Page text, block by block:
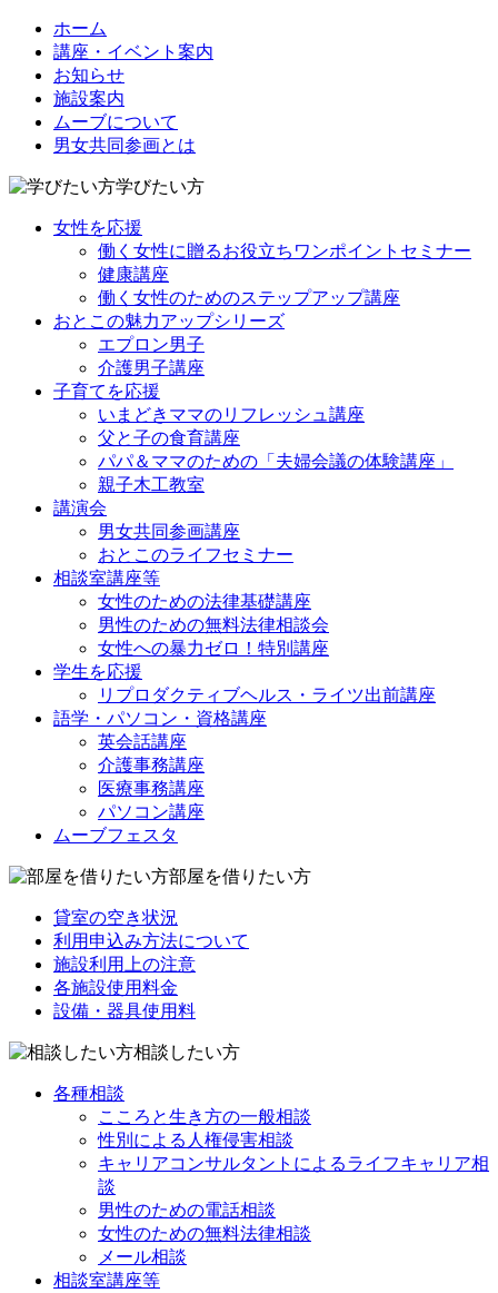
ホーム
講座・イベント案内
お知らせ
施設案内
ムーブについて
男女共同参画とは
学びたい方
女性を応援
働く女性に贈るお役立ちワンポイントセミナー
健康講座
働く女性のためのステップアップ講座
おとこの魅力アップシリーズ
エプロン男子
介護男子講座
子育てを応援
いまどきママのリフレッシュ講座
父と子の食育講座
パパ＆ママのための「夫婦会議の体験講座」
親子木工教室
講演会
男女共同参画講座
おとこのライフセミナー
相談室講座等
女性のための法律基礎講座
男性のための無料法律相談会
女性への暴力ゼロ！特別講座
学生を応援
リプロダクティブヘルス・ライツ出前講座
語学・パソコン・資格講座
英会話講座
介護事務講座
医療事務講座
パソコン講座
ムーブフェスタ
部屋を借りたい方
貸室の空き状況
利用申込み方法について
施設利用上の注意
各施設使用料金
設備・器具使用料
相談したい方
各種相談
こころと生き方の一般相談
性別による人権侵害相談
キャリアコンサルタントによるライフキャリア相
談
男性のための電話相談
女性のための無料法律相談
メール相談
相談室講座等